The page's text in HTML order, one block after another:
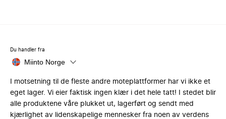
Du handler fra
Miinto Norge
I motsetning til de fleste andre moteplattformer har vi ikke et
eget lager. Vi eier faktisk ingen klær i det hele tatt! I stedet blir
alle produktene våre plukket ut, lagerført og sendt med
kjærlighet av lidenskapelige mennesker fra noen av verdens